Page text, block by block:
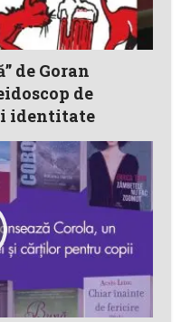
de Goran
de
identitate